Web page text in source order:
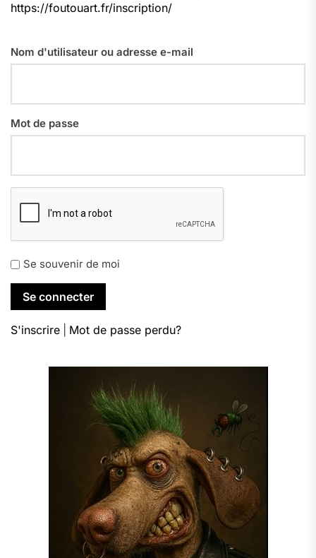
https://foutouart.fr/inscription/
Nom d'utilisateur ou adresse e-mail
Mot de passe
Se souvenir de moi
S'inscrire Mot de passe perdu?